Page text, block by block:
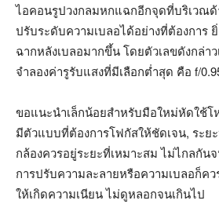
ไอคอนรูปวงกลมหกแฉกอีกจุดที่บริเวณ
ปรับระดับความเบลอได้อย่างที่ต้องการ
ฉากหลังเบลอมากขึ้น โดยตัวเลขดังกล่า
จำลองค่ารูรับแสงที่มีเลือกต่ำสุด คือ f/
ขอแนะนำเล็กน้อยสำหรับมือใหม่หัดใช้โ
มีตัวแบบที่ต้องการโฟกัสให้ชัดเจน, ระย
กล้องควรอยู่ระยะที่เหมาะสม ไม่ไกลกัน
การปรับความละลายหรือความเบลอก็คว
ให้เกิดความเนียน ไม่ดูหลอกจนเกินไป